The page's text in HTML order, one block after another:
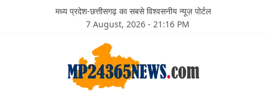
मध्य प्रदेश-छत्तीसगढ़ का सबसे विश्वसनीय न्यूज़ पोर्टल
7 August, 2026 - 21:16 PM